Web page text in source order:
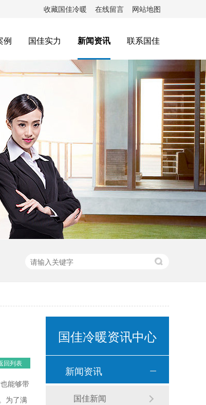
收藏国佳冷暖 在线留言 网站地图
例 国佳实力 新闻资讯 联系国佳
回列表
能够带
为了满
国佳冷暖资讯中心
新闻资讯
国佳新闻